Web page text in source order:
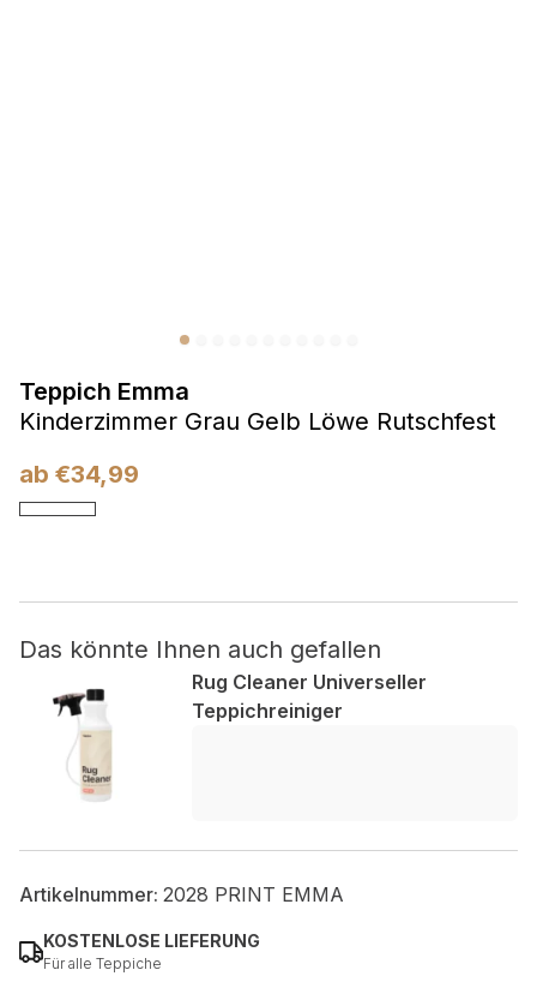
Teppich Emma
Kinderzimmer Grau Gelb Löwe Rutschfest
ab €34,99
Das könnte Ihnen auch gefallen
Rug Cleaner Universeller
Teppichreiniger
Artikelnummer: 2028 PRINT EMMA
KOSTENLOSE LIEFERUNG
Für alle Teppiche
Marketing
Websites hinweg zu verfolgen. Das Ziel ist es, Anzeigen
anzuzeigen, die für den einzelnen Benutzer relevant und
ansprechend sind und somit wertvoller für Herausgeber und
Nicht kategorisiert.
Andere nicht kategorisierte Cookies sind solche, die
analysiert werden und noch keiner Kategorie zugeordnet
wurden.